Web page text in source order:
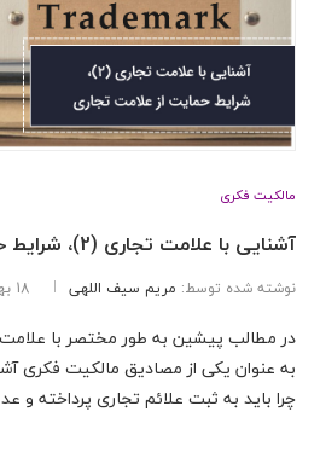
مالکیت فکری
آشنایی با علامت تجاری (2)، شرایط حمایت از علامت تجاری
نوشته شده توسط: مریم سیف اللهی 18 بهمن 1396
در مطالب پیشین به طور مختصر با
به عنوان یکی از مصادیق مالکیت فکری
چرا باید به ثبت علائم تجاری پرداخته و